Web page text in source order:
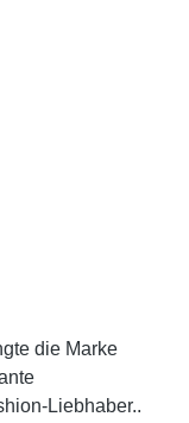
die Marke
Liebhaber..